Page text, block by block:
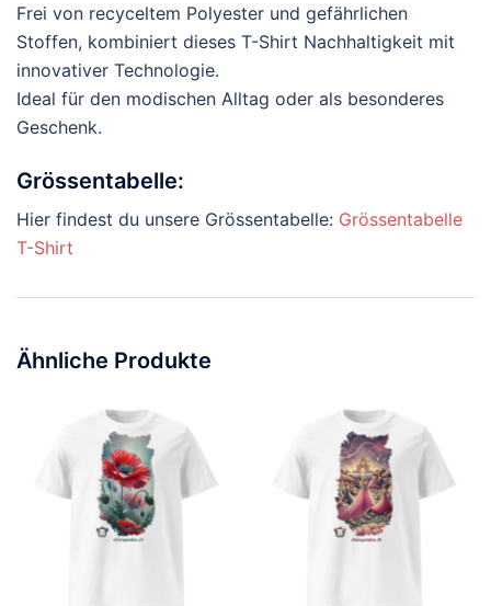
Frei von recyceltem Polyester und gefährlichen
Stoffen, kombiniert dieses T-Shirt Nachhaltigkeit mit
innovativer Technologie.
Ideal für den modischen Alltag oder als besonderes
Geschenk.
Grössentabelle:
Hier findest du unsere Grössentabelle: Grössentabelle
T-Shirt
Ähnliche Produkte